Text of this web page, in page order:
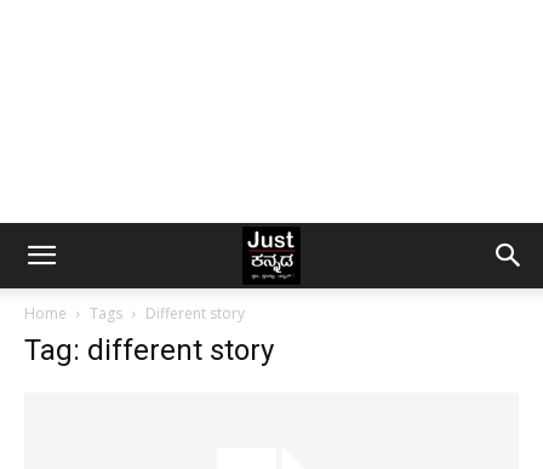
Home Tags Different story
Tag: different story